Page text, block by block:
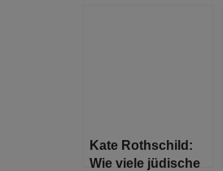
Kate Rothschild:
Wie viele jüdische